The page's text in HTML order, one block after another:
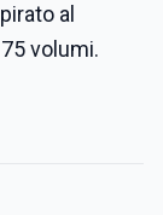
al
volumi.